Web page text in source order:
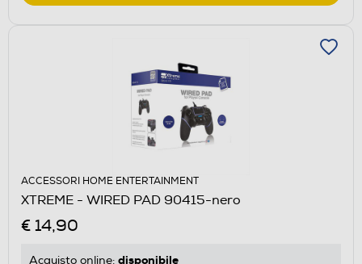
ACCESSORI HOME ENTERTAINMENT
XTREME - WIRED PAD 90415-nero
€ 14,90
Acquisto online: disponibile